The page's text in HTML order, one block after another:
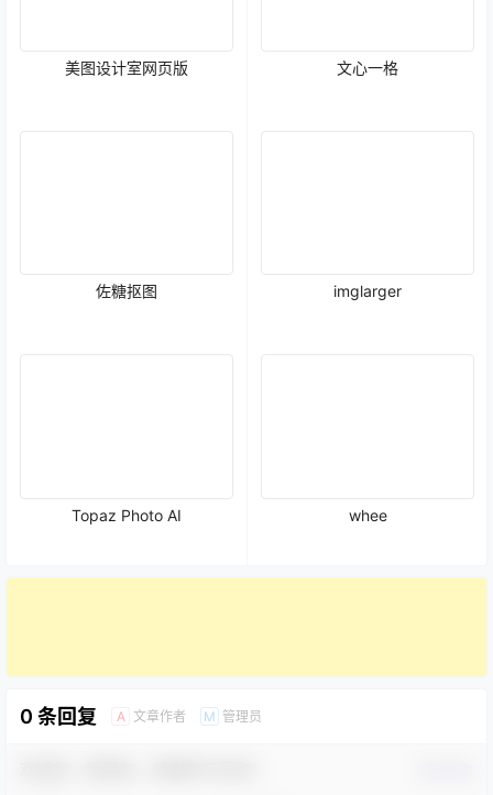
美图设计室网页版 文心一格
佐糖抠图 imglarger
Topaz Photo AI whee
0 条回复 A 文章作者 M 管理员